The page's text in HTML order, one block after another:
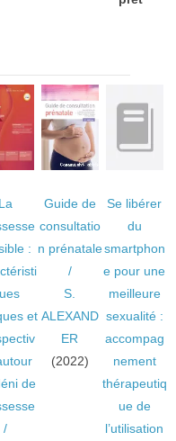
La
:
et
de
/
Guide de
consultatio
n prénatale
/
S.
ALEXAND
ER
(2022)
Se libérer
du
smartphon
e pour une
meilleure
sexualité :
accompag
nement
thérapeutiq
ue de
l’utilisation